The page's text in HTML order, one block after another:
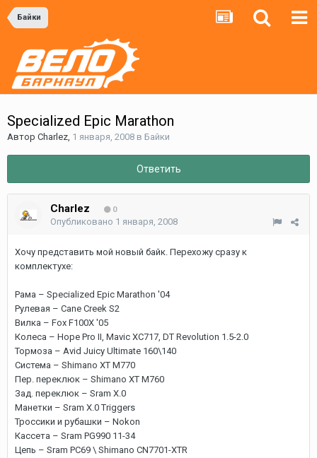
Байки
Specialized Epic Marathon
Автор Charlez, 1 января, 2008 в Байки
Ответить
Charlez 0
Опубликовано 1 января, 2008
Хочу представить мой новый байк. Перехожу сразу к
комплектухе:
Рама – Specialized Epic Marathon '04
Рулевая – Cane Creek S2
Вилка – Fox F100X '05
Колеса – Hope Pro II, Mavic XC717, DT Revolution 1.5-2.0
Тормоза – Avid Juicy Ultimate 160\140
Система – Shimano XT M770
Пер. переклюк – Shimano XT M760
Зад. переклюк – Sram X.0
Манетки – Sram X.0 Triggers
Троссики и рубашки – Nokon
Кассета – Sram PG990 11-34
Цепь – Sram PC69 \ Shimano CN7701-XTR